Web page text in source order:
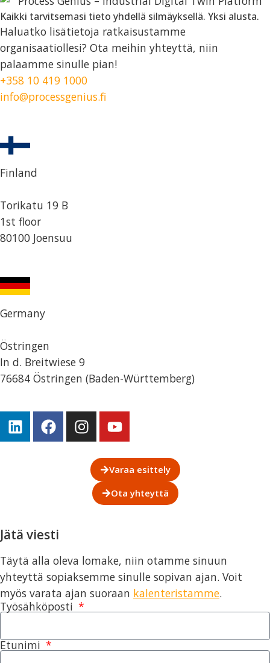
Kaikki tarvitsemasi tieto yhdellä silmäyksellä. Yksi alusta.
Haluatko lisätietoja ratkaisustamme
organisaatiollesi? Ota meihin yhteyttä, niin
palaamme sinulle pian!
+358 10 419 1000
info@processgenius.fi
Finland
Torikatu 19 B
1st floor
80100 Joensuu
Germany
Östringen
In d. Breitwiese 9
76684 Östringen (Baden-Württemberg)
Varaa esittely
Ota yhteyttä
Jätä viesti
Täytä alla oleva lomake, niin otamme sinuun
yhteyttä sopiaksemme sinulle sopivan ajan. Voit
myös varata ajan suoraan kalenteristamme.
Työsähköposti
Etunimi